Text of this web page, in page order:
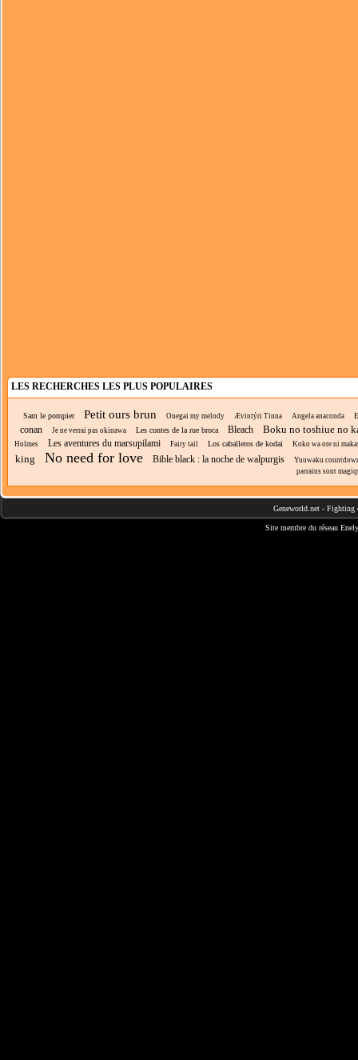
LES RECHERCHES LES PLUS POPULAIRES
Sam le pompier Petit ours brun Onegai my melody Ævintýri Tinna Angela anaconda
conan Je ne verrai pas okinawa Les contes de la rue broca Bleach Boku no toshiue no
Holmes Les aventures du marsupilami Fairy tail Los caballeros de kodai Koko wa ore ni
king No need for love Bible black : la noche de walpurgis
Yuuwaku
parrains sont
Geneworld.net - Fighting
Site membre du réseau